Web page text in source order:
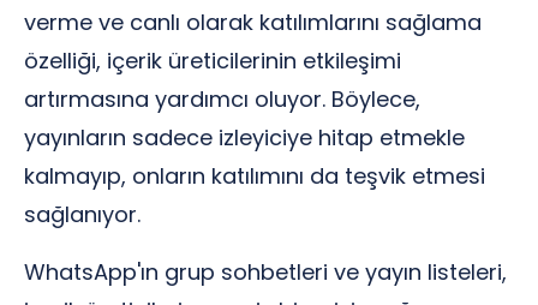
verme ve canlı olarak katılımlarını sağlama
özelliği, içerik üreticilerinin etkileşimi
artırmasına yardımcı oluyor. Böylece,
yayınların sadece izleyiciye hitap etmekle
kalmayıp, onların katılımını da teşvik etmesi
sağlanıyor.
WhatsApp'ın grup sohbetleri ve yayın listeleri,